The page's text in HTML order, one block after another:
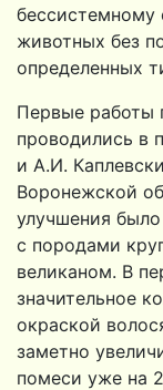
живот­ных без
определенных
Первые работы
проводились в
и А.И.
Воронежской
улучшения
с породами
великаном. В
значительное
окраской
заметно
помеси уже на